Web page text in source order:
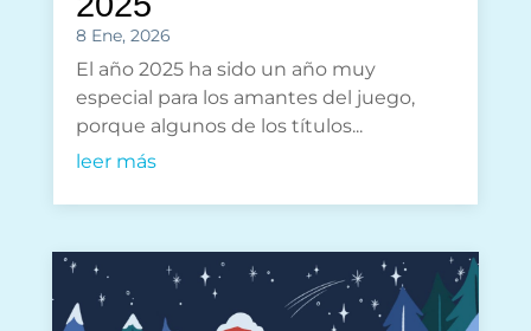
8 Ene, 2026
El año 2025 ha sido un año muy
especial para los amantes del juego,
porque algunos de los títulos...
leer más